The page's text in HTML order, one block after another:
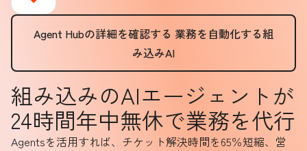
Agent Hubの詳細を確認する 業務を自動化する組
み込みAI
組み込みのAIエージェントが
24時間年中無休で業務を代行
Agentsを活用すれば、チケット解決時間を65％短縮、営